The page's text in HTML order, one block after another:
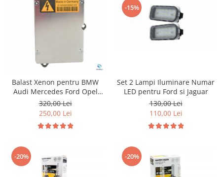
Volkswagen
Dopuri anulare clapete admisie
Garnituri galerie admisie BMW
Valve PCV
Kit reparatie faruri
Adaptoare auxiliare
95%
Eleron Portbagaj
Balast Xenon pentru BMW
Audi Mercedes Ford Opel
Jaguar Skoda Saab Land Rover
Volkswagen
320,00 Lei
250,00 Lei
-15%
Set 2 Lampi Iluminare Numar
LED pentru Ford si Jaguar
130,00 Lei
110,00 Lei
-20% -20%